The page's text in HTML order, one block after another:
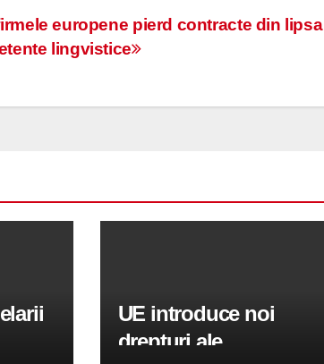
europene pierd contracte din lipsa
lingvistice
UE introduce noi
drepturi ale